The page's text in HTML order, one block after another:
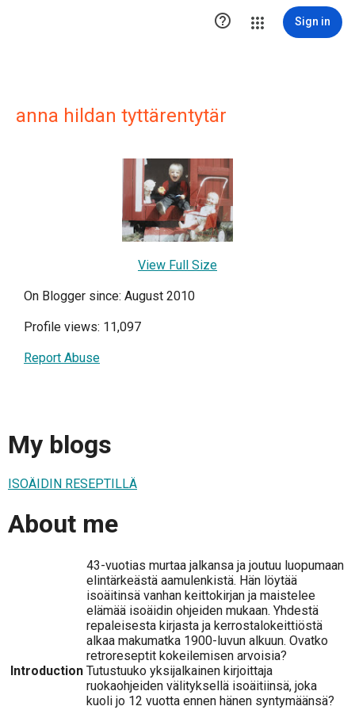
 Sign in
anna hildan tyttärentytär
View Full Size
On Blogger since: August 2010
Profile views: 11,097
Report Abuse
My blogs
ISOÄIDIN RESEPTILLÄ
About me
Introduction
43-vuotias murtaa jalkansa ja joutuu luopumaan
elintärkeästä aamulenkistä. Hän löytää
isoäitinsä vanhan keittokirjan ja maistelee
elämää isoäidin ohjeiden mukaan. Yhdestä
repaleisesta kirjasta ja kerrostalokeittiöstä
alkaa makumatka 1900-luvun alkuun. Ovatko
retroreseptit kokeilemisen arvoisia?
Tutustuuko yksijalkainen kirjoittaja
ruokaohjeiden välityksellä isoäitiinsä, joka
kuoli jo 12 vuotta ennen hänen syntymäänsä?